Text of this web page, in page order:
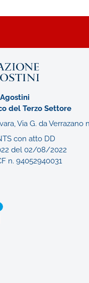
del Terzo Settore
Via G. da Verrazano
con atto DD
del 02/08/2022
n. 94052940031